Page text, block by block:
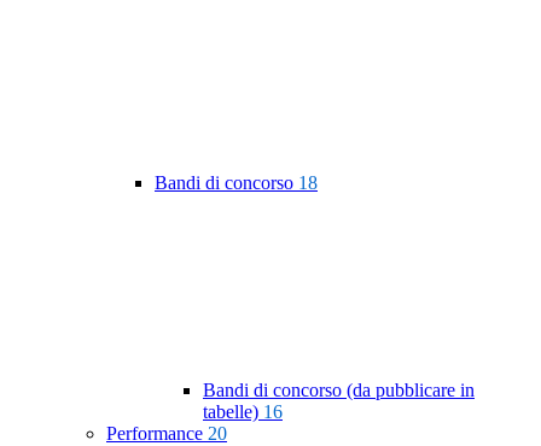
Bandi di concorso 18
Bandi di concorso (da pubblicare in
tabelle) 16
Performance 20